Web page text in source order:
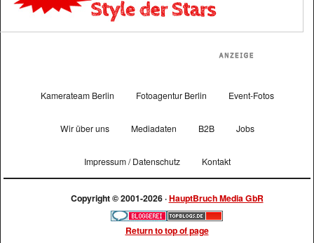
Kamerateam Berlin Fotoagentur Berlin Event-Fotos
Wir über uns Mediadaten B2B Jobs
Impressum / Datenschutz Kontakt
Copyright © 2001-2026 ·HauptBruch Media GbR
Return to top of page